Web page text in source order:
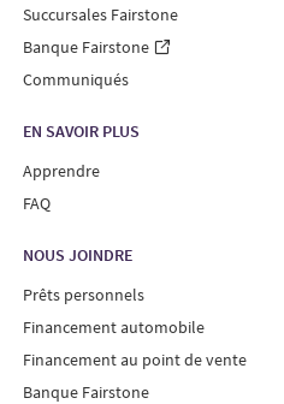
Succursales Fairstone
Banque Fairstone
Communiqués
EN SAVOIR PLUS
Apprendre
FAQ
NOUS JOINDRE
Prêts personnels
Financement automobile
Financement au point de vente
Banque Fairstone